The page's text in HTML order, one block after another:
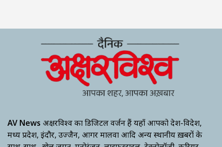
AV News अक्षरविश्व का डिजिटल वर्जन हैं यहाँ आपको देश-विदेश,
मध्य प्रदेश, इंदौर, उज्जैन, आगर मालवा आदि अन्य स्थानीय ख़बरों के